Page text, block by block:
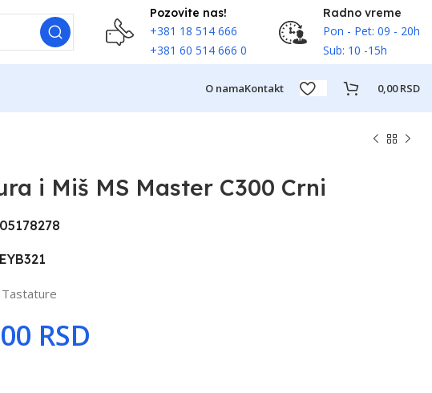
Pozovite nas!
+381 18 514 666
+381 60 514 666 0
Radno vreme
Pon - Pet: 09 - 20h
Sub: 10 -15h
O namaKontakt 0,00RSD
i Miš MS Master C300 Crni
Tastature
RSD